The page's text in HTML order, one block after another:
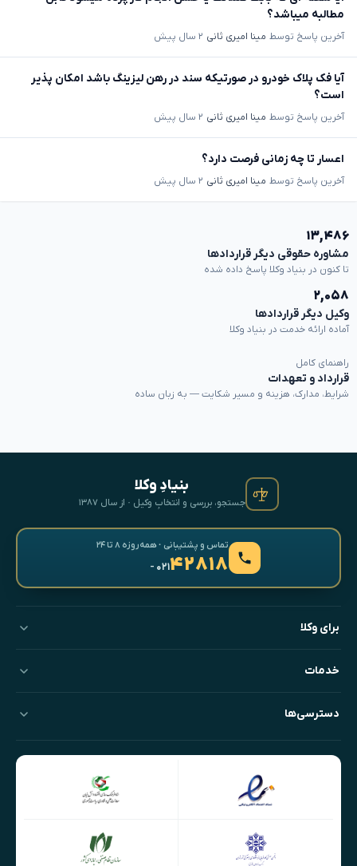
مطالبه میباشد؟
آخرین پاسخ توسط مینا امیری ثانی ۲ سال پیش
آیا فک پلاک خودرو در صورتیکه سند در رهن لیزینگ باشد امکان پذیر
است؟
آخرین پاسخ توسط مینا امیری ثانی ۲ سال پیش
اعسار تا چه زمانی فرصت دارد؟
آخرین پاسخ توسط مینا امیری ثانی ۲ سال پیش
۱۳,۴۸۶
مشاوره حقوقی دیگر قراردادها
تا کنون در بنیاد وکلا پاسخ داده شده
۲,۰۵۸
وکیل دیگر قراردادها
آماده ارائه خدمت در بنیاد وکلا
راهنمای کامل
قرارداد و تعهدات
شرایط، مدارک، هزینه و مسیر شکایت — به زبان ساده
بنیادِ وکلا
جستجو، بررسی و انتخابِ وکیل · از سال ۱۳۸۷
تماس و پشتیبانی · همه‌روزه ۸ تا ۲۴
۴۲۸۱۸- ۰۲۱
برای وکلا
خدمات
دسترسی‌ها